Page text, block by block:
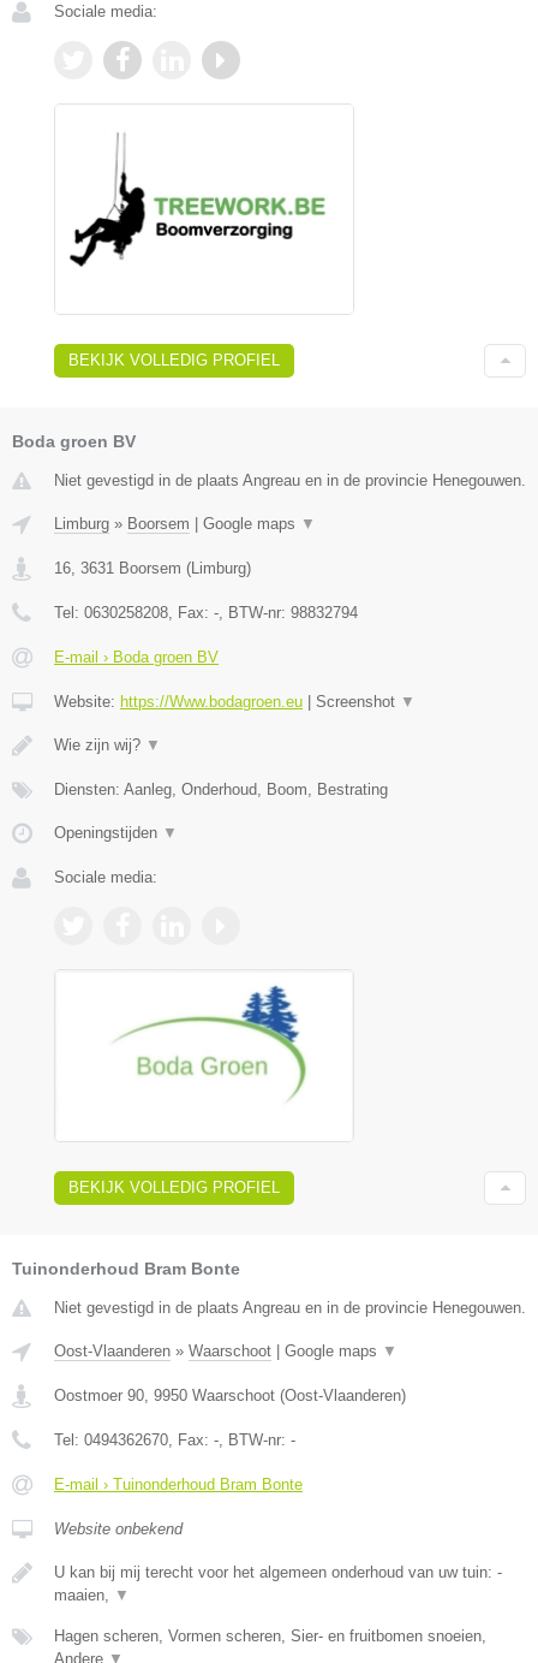
Sociale media:
BEKIJK VOLLEDIG PROFIEL
Boda groen BV
Niet gevestigd in de plaats Angreau en in de provincie Henegouwen.
Limburg » Boorsem Google maps ▼
16, 3631 Boorsem (Limburg)
Tel: 0630258208, Fax: -, BTW-nr: 98832794
E-mail › Boda groen BV
Website: https://Www.bodagroen.eu Screenshot ▼
Wie zijn wij? ▼
Diensten: Aanleg, Onderhoud, Boom, Bestrating
Openingstijden ▼
Sociale media:
BEKIJK VOLLEDIG PROFIEL
Tuinonderhoud Bram Bonte
Niet gevestigd in de plaats Angreau en in de provincie Henegouwen.
Oost-Vlaanderen » Waarschoot Google maps ▼
Oostmoer 90, 9950 Waarschoot (Oost-Vlaanderen)
Tel: 0494362670, Fax: -, BTW-nr: -
E-mail › Tuinonderhoud Bram Bonte
Website onbekend
U kan bij mij terecht voor het algemeen onderhoud van uw tuin: -
maaien, ▼
Hagen scheren, Vormen scheren, Sier- en fruitbomen snoeien,
Andere ▼